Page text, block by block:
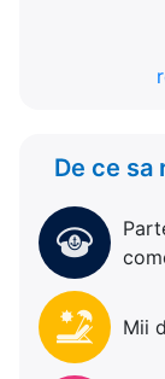
De ce
Mii